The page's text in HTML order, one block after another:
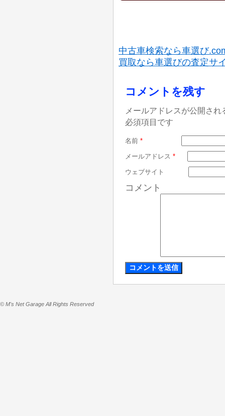
中古車検索なら車選び
買取なら車選びの査定サ
コメントを残す
メールアドレスが公開さ
必須項目です
名前 *
メールアドレス *
ウェブサイト
コメント
© M's Net Garage All Rights Reserved